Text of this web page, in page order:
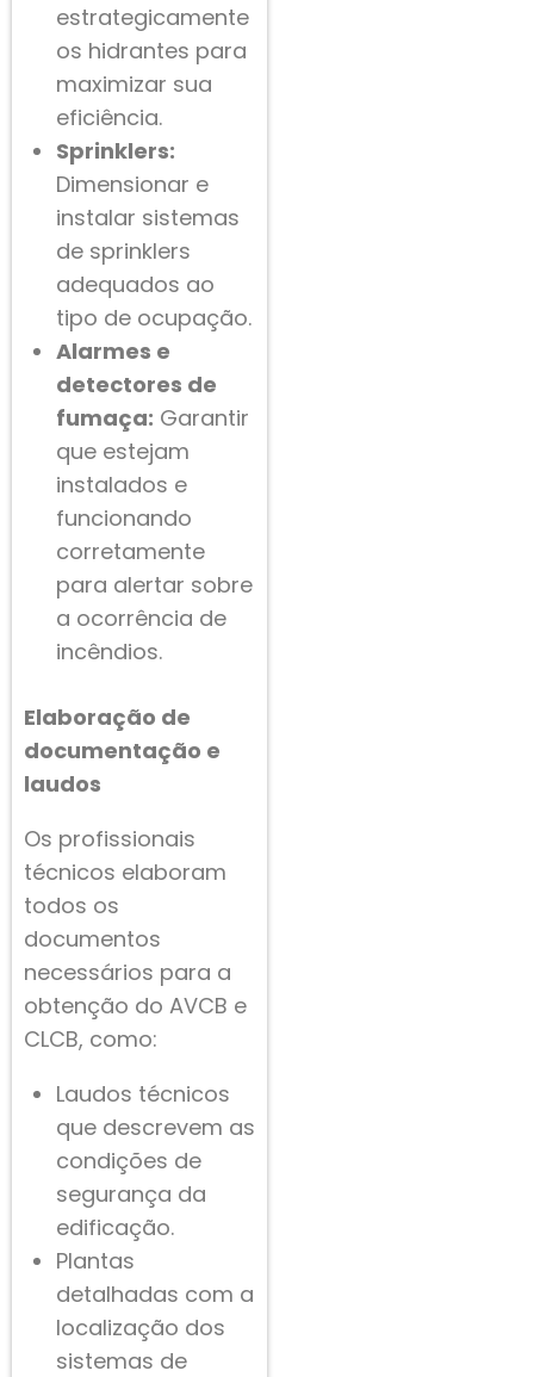
estrategicamente
os hidrantes para
maximizar sua
eficiência.
Sprinklers:
Dimensionar e
instalar sistemas
de sprinklers
adequados ao
tipo de ocupação.
Alarmes e
detectores de
fumaça: Garantir
que estejam
instalados e
funcionando
corretamente
para alertar sobre
a ocorrência de
incêndios.
Elaboração de
documentação e
laudos
Os profissionais
técnicos elaboram
todos os
documentos
necessários para a
obtenção do AVCB e
CLCB, como:
Laudos técnicos
que descrevem as
condições de
segurança da
edificação.
Plantas
detalhadas com a
localização dos
sistemas de